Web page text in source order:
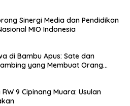
Sinergi Media dan Pendidikan
MIO Indonesia
di Bambu Apus: Sate dan
yang Membuat Orang
9 Cipinang Muara: Usulan